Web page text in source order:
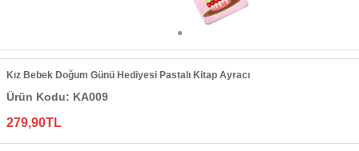
Kız Bebek Doğum Günü Hediyesi Pastalı Kitap Ayracı
Ürün Kodu: KA009
279,90TL